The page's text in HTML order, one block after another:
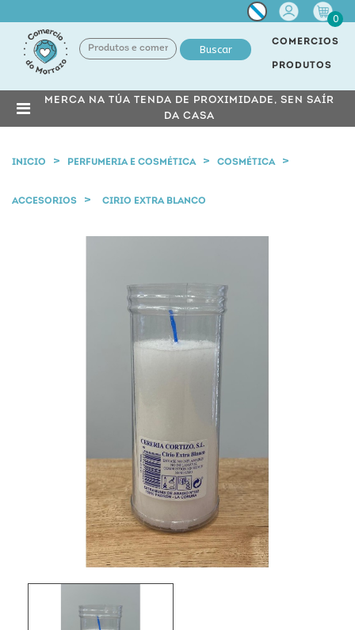
Miña
conta
0
Buscar
COMERCIOS
PRODUTOS
MERCA NA TÚA TENDA DE PROXIMIDADE, SEN SAÍR
DA CASA
INICIO PERFUMERIA E COSMÉTICA COSMÉTICA
ACCESORIOS CIRIO EXTRA BLANCO